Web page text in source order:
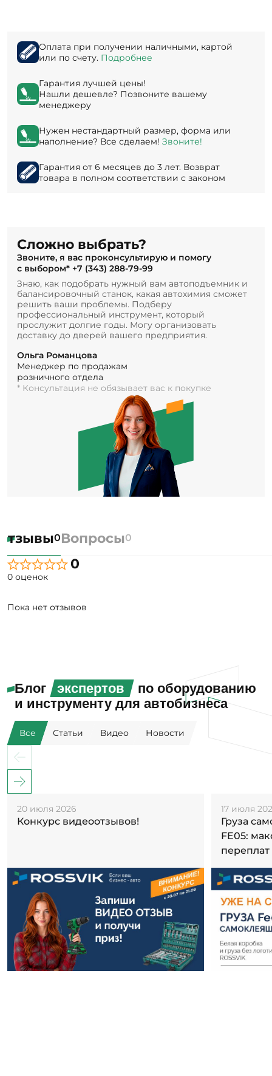
Оплата при получении наличными, картой
или по счету. Подробнее
Гарантия лучшей цены!
Нашли дешевле? Позвоните вашему
менеджеру
Нужен нестандартный размер, форма или
наполнение? Все сделаем! Звоните!
Гарантия от 6 месяцев до 3 лет. Возврат
товара в полном соответствии с законом
Сложно выбрать?
Звоните, я вас проконсультирую и помогу
с выбором* +7 (343) 288-79-99
Знаю, как подобрать нужный вам автоподъемник и
балансировочный станок, какая автохимия сможет
решить ваши проблемы. Подберу
профессиональный инструмент, который
прослужит долгие годы. Могу организовать
доставку до дверей вашего предприятия.
Ольга Романцова
Менеджер по продажам
розничного отдела
* Консультация не обязывает вас к покупке
0Вопросы0
0
0 оценок
Пока нет отзывов
Блог экспертов
по оборудованию
и инструменту для автобизнеса
Все Статьи Видео Новости
20 июля 2026
Конкурс видеоотзывов!
17 июля
Груза
FE05:
переплат